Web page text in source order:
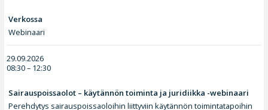
Verkossa
Webinaari
29.09.2026
08:30 – 12:30
Sairauspoissaolot – käytännön toiminta ja juridiikka -webinaari
Perehdytys sairauspoissaoloihin liittyviin käytännön toimintatapoihin